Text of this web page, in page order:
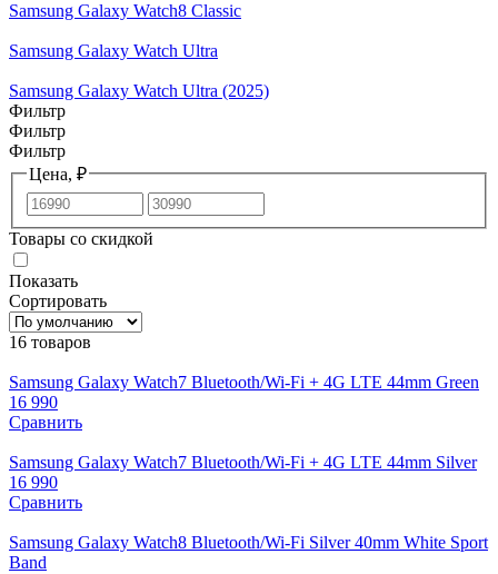
Samsung Galaxy Watch8 Classic
Samsung Galaxy Watch Ultra
Samsung Galaxy Watch Ultra (2025)
Фильтр
Фильтр
Фильтр
Цена, ₽
Товары со скидкой
Показать
Сортировать
16 товаров
Samsung Galaxy Watch7 Bluetooth/Wi-Fi + 4G LTE 44mm Green
16 990
Сравнить
Samsung Galaxy Watch7 Bluetooth/Wi-Fi + 4G LTE 44mm Silver
16 990
Сравнить
Samsung Galaxy Watch8 Bluetooth/Wi-Fi Silver 40mm White Sport
Band